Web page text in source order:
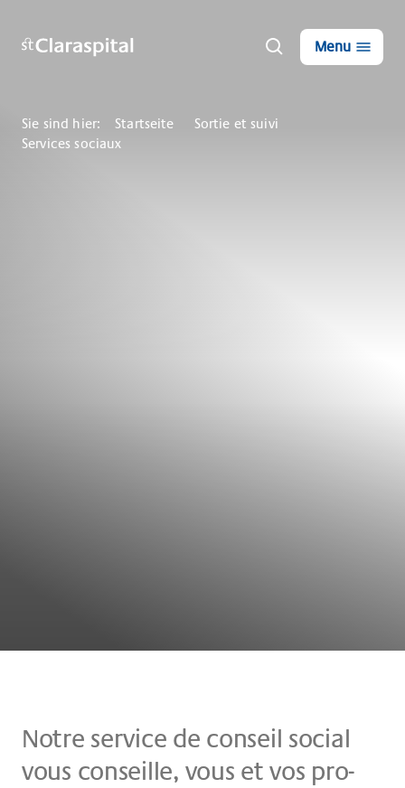
Menu
Sie sind hier: Startseite
Sortie et suivi
Services sociaux
Not­re ser­vice de con­seil so­cial
vous con­seil­le, vous et vos pro­